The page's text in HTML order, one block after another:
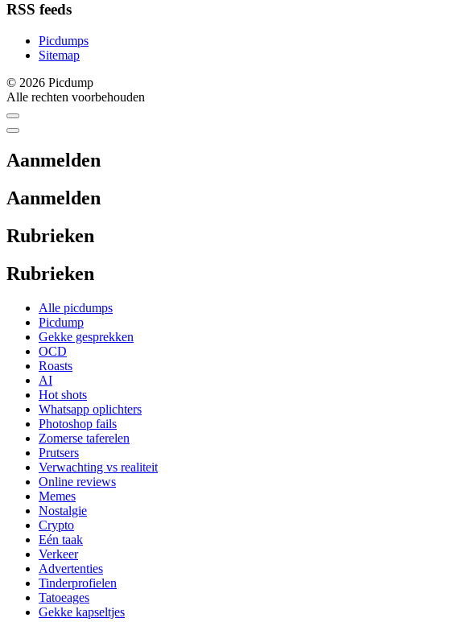
RSS feeds
Picdumps
Sitemap
© 2026 Picdump
Alle rechten voorbehouden
Aanmelden
Aanmelden
Rubrieken
Rubrieken
Alle picdumps
Picdump
Gekke gesprekken
OCD
Roasts
AI
Hot shots
Whatsapp oplichters
Photoshop fails
Zomerse taferelen
Prutsers
Verwachting vs realiteit
Online reviews
Memes
Nostalgie
Crypto
Eén taak
Verkeer
Advertenties
Tinderprofielen
Tatoeages
Gekke kapseltjes